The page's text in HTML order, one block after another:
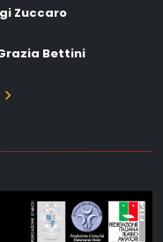
Zuccaro
Bettini